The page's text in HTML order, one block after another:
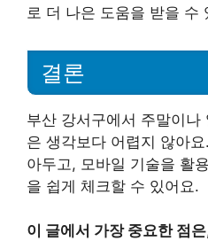
로 더 나은 도움을 받을 수
결론
부산 강서구에서 주말이나
은 생각보다 어렵지 않아
아두고, 모바일 기술을 활
을 쉽게 체크할 수 있어요.
이 글에서 가장 중요한 점은